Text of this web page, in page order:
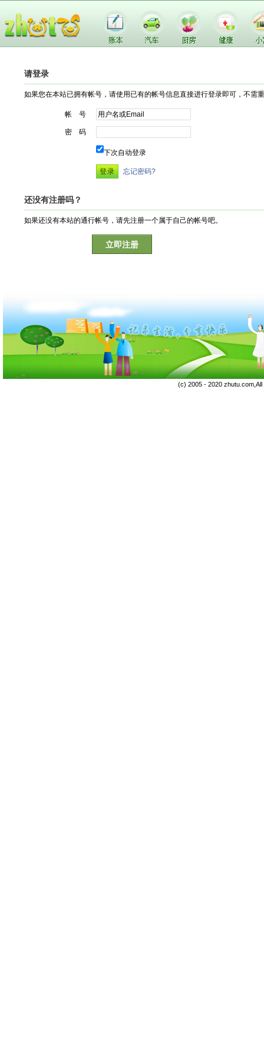
请登录
如果您在本站已拥有帐号，请使用已有的帐号信息直接进行登录即可，不需
帐 号
密 码
下次自动登录
忘记密码?
还没有注册吗？
如果还没有本站的通行帐号，请先注册一个属于自己的帐号吧。
立即注册
(c) 2005 - 2020